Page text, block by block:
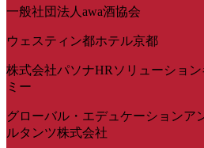
一般社団法人awa酒協会
ウェスティン都ホテル京都
株式会社パソナHRソリューショ
ミー
グローバル・エデュケーションア
ルタンツ株式会社